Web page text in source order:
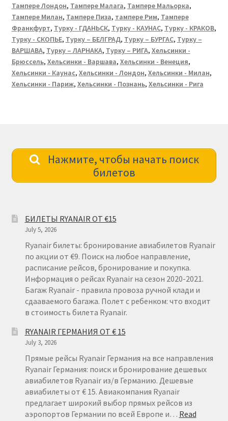
Тампере Лондон, Тампере Малага, Тампере Мальорка,
Тампере Милан, Тампере Пиза, тампере Рим, Тампере
Франкфурт, Турку - ГДАНЬСК, Турку - КАУНАС, Турку - КРАКОВ,
Турку - СКОПЬЕ, Турку – БЕЛГРАД, Турку – БУРГАС, Турку –
ВАРШАВА, Турку – ЛАРНАКА, Турку – РИГА, Хельсинки -
Брюссель, Хельсинки - Варшава, Хельсинки - Венеция,
Хельсинки - Каунас, Хельсинки - Лондон, Хельсинки - Милан,
Хельсинки - Париж, Хельсинки - Познань, Хельсинки - Рига
Нажмите, чтобы начать поиск
билетов
БИЛЕТЫ RYANAIR ОТ €15
July 5, 2026
Ryanair билеты: бронирование авиабилетов Ryanair
по акции от €9. Поиск на любое направление,
расписание рейсов, бронирование и покупка.
Информация о рейсах Ryanair на сезон 2020-2021.
Багаж Ryanair - правила провоза ручной клади и
сдааваемого багажа. Полет с ребенком: что входит
в стоимость билета Ryanair.
RYANAIR ГЕРМАНИЯ ОТ € 15
July 3, 2026
Прямые рейсы Ryanair Германия на все направления
Ryanair Германия: поиск и бронирование дешевых
авиабилетов Ryanair из/в Германию. Дешевые
авиабилеты от € 15. Авиакомпания Ryanair
предлагает широкий выбор прямых рейсов из
аэропортов Германии по всей Европе и… Read